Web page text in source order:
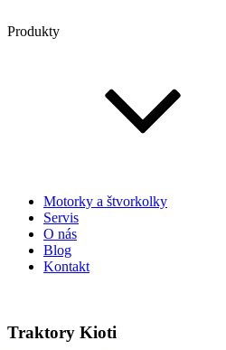
Produkty
Motorky a štvorkolky
Servis
O nás
Blog
Kontakt
Traktory Kioti